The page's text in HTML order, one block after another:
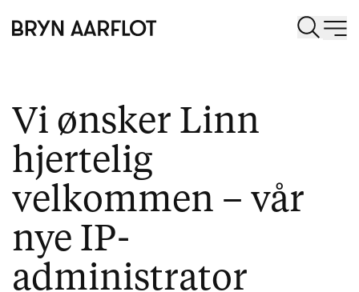
Vi ønsker Linn
hjertelig
velkommen – vår
nye IP-
administrator